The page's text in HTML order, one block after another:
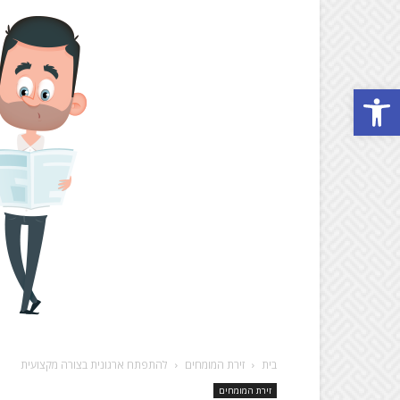
Open toolbar
בית זירת המומחים להתפתח ארגונית בצורה מקצועית
זירת המומחים